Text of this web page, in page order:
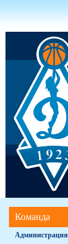
Команда
Администрация